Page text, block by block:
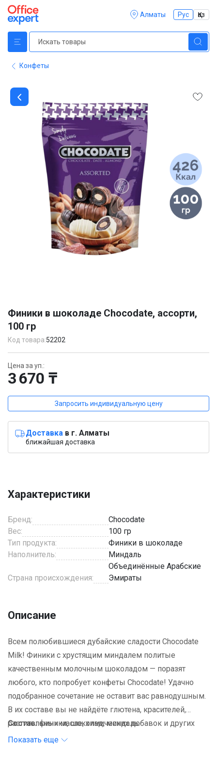
Алматы Рус Қаз
Конфеты
of
1
Финики в шоколаде Chocodate, ассорти,
100 гр
Код товара:52202
Цена за уп.:
3 670 ₸
Запросить индивидуальную цену
Доставка в г. Алматы
ближайшая доставка
Характеристики
Бренд:
Chocodate
Вес:
100 гр
Тип продукта:
Финики в шоколаде
Наполнитель:
Миндаль
Страна происхождения:
Объединённые Арабские
Эмираты
Описание
Всем полюбившиеся дубайские сладости Chocodate
Milk! Финики с хрустящим миндалем политые
качественным молочным шоколадом — поразят
любого, кто попробует конфеты Chocodate! Удачно
подобранное сочетание не оставит вас равнодушным.
В их составе вы не найдёте глютена, красителей,
растительных масле, химических добавок и других
продуктов, которые не произрастают на земле. Если
Состав:финики, шоколад, миндаль.
Показать еще